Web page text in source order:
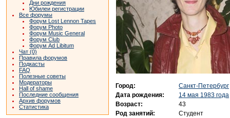
Дни рождения
Юбилеи регистрации
Все форумы
Форум Lost Lennon Tapes
Форум Photo
Форум Music General
Форум Club
Форум Ad Libitum
Чат (0)
Правила форумов
Подкасты
FAQ
Полезные советы
Модераторы
Hall of shame
Последние сообщения
Архив форумов
Статистика
Город:
Санкт-Петербург
Дата рождения:
14 мая 1983 года
Возраст:
43
Род занятий:
Студент